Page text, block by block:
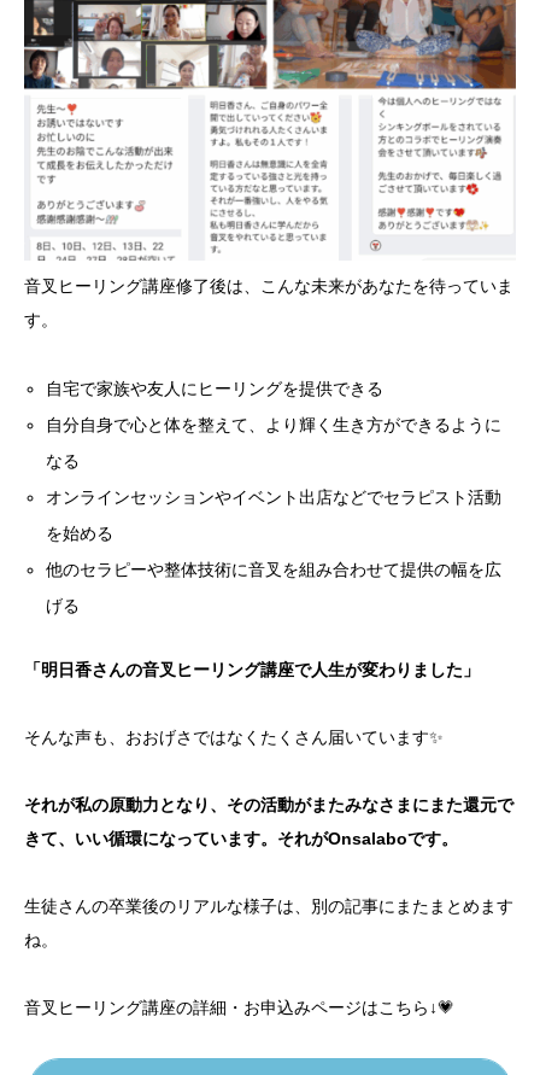
音叉ヒーリング講座修了後は、こんな未来があなたを待っていま
す。
自宅で家族や友人にヒーリングを提供できる
自分自身で心と体を整えて、より輝く生き方ができるように
なる
オンラインセッションやイベント出店などでセラピスト活動
を始める
他のセラピーや整体技術に音叉を組み合わせて提供の幅を広
げる
「明日香さんの音叉ヒーリング講座で人生が変わりました」
そんな声も、おおげさではなくたくさん届いています✨
それが私の原動力となり、その活動がまたみなさまにまた還元で
きて、いい循環になっています。それがOnsalaboです。
生徒さんの卒業後のリアルな様子は、別の記事にまたまとめます
ね。
音叉ヒーリング講座の詳細・お申込みページはこちら↓💗